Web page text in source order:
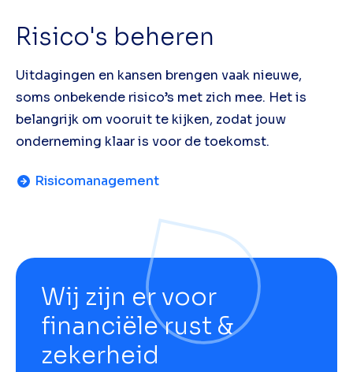
Risico's beheren
Uitdagingen en kansen brengen vaak nieuwe,
soms onbekende risico’s met zich mee. Het is
belangrijk om vooruit te kijken, zodat jouw
onderneming klaar is voor de toekomst.
Risicomanagement
Wij zijn er voor
financiële rust &
zekerheid